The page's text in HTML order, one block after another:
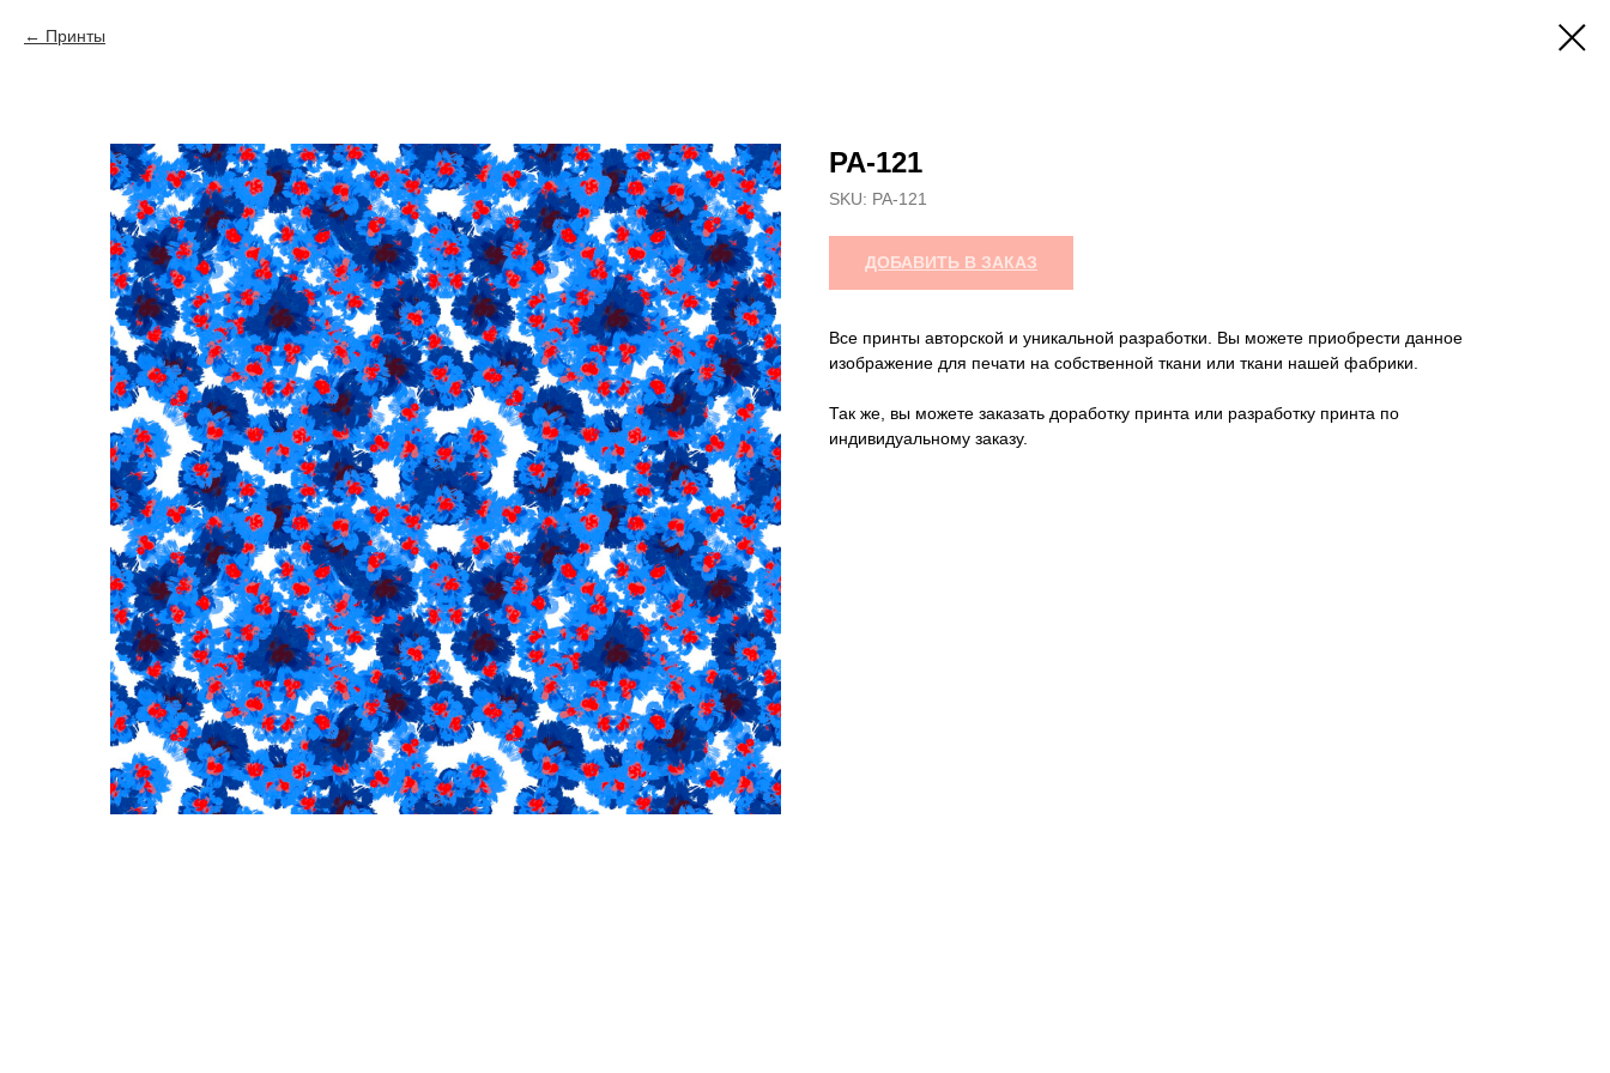
Принты
РА-121
SKU: РА-121
ДОБАВИТЬ В ЗАКАЗ
Все принты авторской и уникальной разработки. Вы можете приобрести данное
изображение для печати на собственной ткани или ткани нашей фабрики.
Так же, вы можете заказать доработку принта или разработку принта по
индивидуальному заказу.